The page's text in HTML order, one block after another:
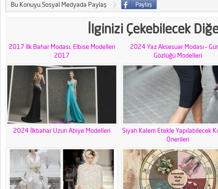
Bu Konuyu Sosyal Medyada Paylaş
İlginizi Çekebilecek
2017 İlk Bahar Modası, Elbise Modelleri
2017
2024 Yaz Aksesuar Modası –
Gözlüğü Modelleri
2024 İlkbahar Uzun Abiye Modelleri
Siyah Kalem Etekle Yapılabilecek
Önerileri